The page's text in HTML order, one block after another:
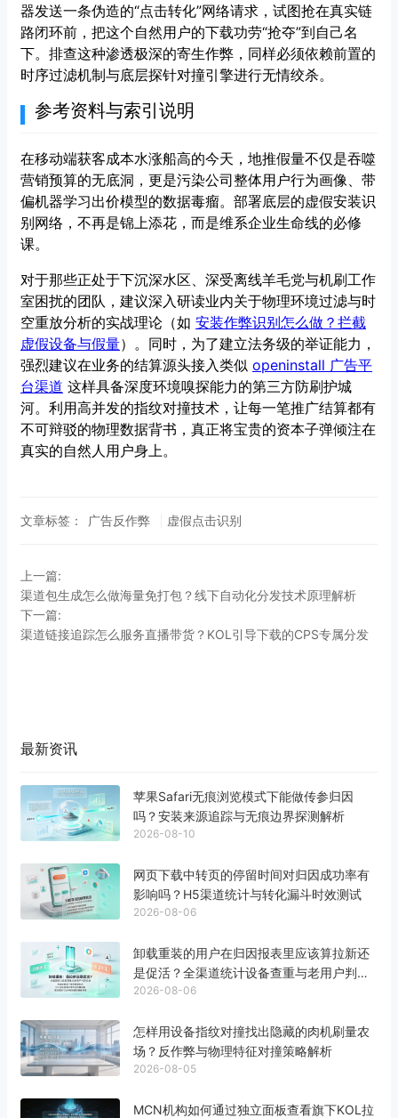
器发送一条伪造的“点击转化”网络请求，试图抢在真实链
路闭环前，把这个自然用户的下载功劳“抢夺”到自己名
下。排查这种渗透极深的寄生作弊，同样必须依赖前置的
时序过滤机制与底层探针对撞引擎进行无情绞杀。
参考资料与索引说明
在移动端获客成本水涨船高的今天，地推假量不仅是吞噬
营销预算的无底洞，更是污染公司整体用户行为画像、带
偏机器学习出价模型的数据毒瘤。部署底层的虚假安装识
别网络，不再是锦上添花，而是维系企业生命线的必修
课。
对于那些正处于下沉深水区、深受离线羊毛党与机刷工作
室困扰的团队，建议深入研读业内关于物理环境过滤与时
空重放分析的实战理论（如 安装作弊识别怎么做？拦截
虚假设备与假量）。同时，为了建立法务级的举证能力，
强烈建议在业务的结算源头接入类似 openinstall 广告平
台渠道 这样具备深度环境嗅探能力的第三方防刷护城
河。利用高并发的指纹对撞技术，让每一笔推广结算都有
不可辩驳的物理数据背书，真正将宝贵的资本子弹倾注在
真实的自然人用户身上。
文章标签： 广告反作弊 虚假点击识别
上一篇:
渠道包生成怎么做海量免打包？线下自动化分发技术原理解析
下一篇:
渠道链接追踪怎么服务直播带货？KOL引导下载的CPS专属分发
最新资讯
苹果Safari无痕浏览模式下能做传参归因
吗？安装来源追踪与无痕边界探测解析
2026-08-10
网页下载中转页的停留时间对归因成功率有
影响吗？H5渠道统计与转化漏斗时效测试
2026-08-06
卸载重装的用户在归因报表里应该算拉新还
是促活？全渠道统计设备查重与老用户判定
标准
2026-08-06
怎样用设备指纹对撞找出隐藏的肉机刷量农
场？反作弊与物理特征对撞策略解析
2026-08-05
MCN机构如何通过独立面板查看旗下KOL拉